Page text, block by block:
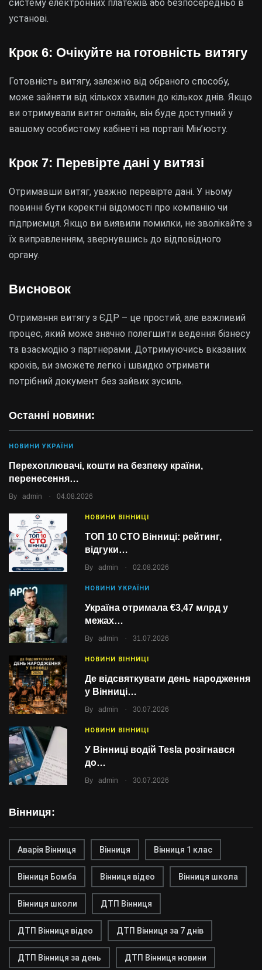
Останні новини:
НОВИНИ УКРАЇНИ
Перехоплювачі, кошти на безпеку країни,
перенесення…
By admin . 04.08.2026
НОВИНИ ВІННИЦІ
ТОП 10 СТО Вінниці: рейтинг,
відгуки…
By admin . 02.08.2026
НОВИНИ УКРАЇНИ
Україна отримала €3,47 млрд у
межах…
By admin . 31.07.2026
НОВИНИ ВІННИЦІ
Де відсвяткувати день народження
у Вінниці…
By admin . 30.07.2026
НОВИНИ ВІННИЦІ
У Вінниці водій Tesla розігнався
до…
By admin . 30.07.2026
Вінниця:
Аварія Вінниця Вінниця Вінниця 1 клас
Вінниця Бомба Вінниця відео Вінниця школа
Вінниця школи ДТП Вінниця
ДТП Вінниця відео ДТП Вінниця за 7 днів
ДТП Вінниця за день ДТП Вінниця новини
систему електронних платежів або безпосередньо в
установі.
Крок 6: Очікуйте на готовність витягу
Готовність витягу, залежно від обраного способу,
може зайняти від кількох хвилин до кількох днів. Якщо
ви отримували витяг онлайн, він буде доступний у
вашому особистому кабінеті на порталі Мін’юсту.
Крок 7: Перевірте дані у витязі
Отримавши витяг, уважно перевірте дані. У ньому
повинні бути коректні відомості про компанію чи
підприємця. Якщо ви виявили помилки, не зволікайте з
їх виправленням, звернувшись до відповідного
органу.
Висновок
Отримання витягу з ЄДР – це простий, але важливий
процес, який може значно полегшити ведення бізнесу
та взаємодію з партнерами. Дотримуючись вказаних
кроків, ви зможете легко і швидко отримати
потрібний документ без зайвих зусиль.